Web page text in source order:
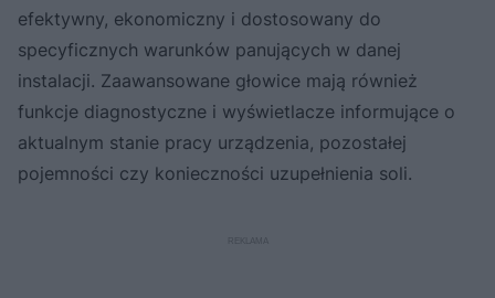
efektywny, ekonomiczny i dostosowany do
specyficznych warunków panujących w danej
instalacji. Zaawansowane głowice mają również
funkcje diagnostyczne i wyświetlacze informujące o
aktualnym stanie pracy urządzenia, pozostałej
pojemności czy konieczności uzupełnienia soli.